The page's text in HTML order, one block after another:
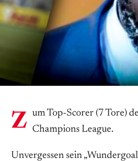
z um Top-Scorer (7 Tore)
Champions League.
Unvergessen sein